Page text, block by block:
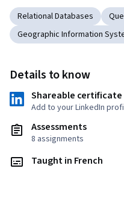
Relational Databases
Geographic Information
Details to know
Shareable certificate
Add to your LinkedIn
Assessments
8 assignments
Taught in French